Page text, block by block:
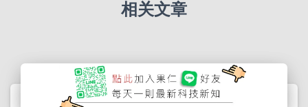
相关文章